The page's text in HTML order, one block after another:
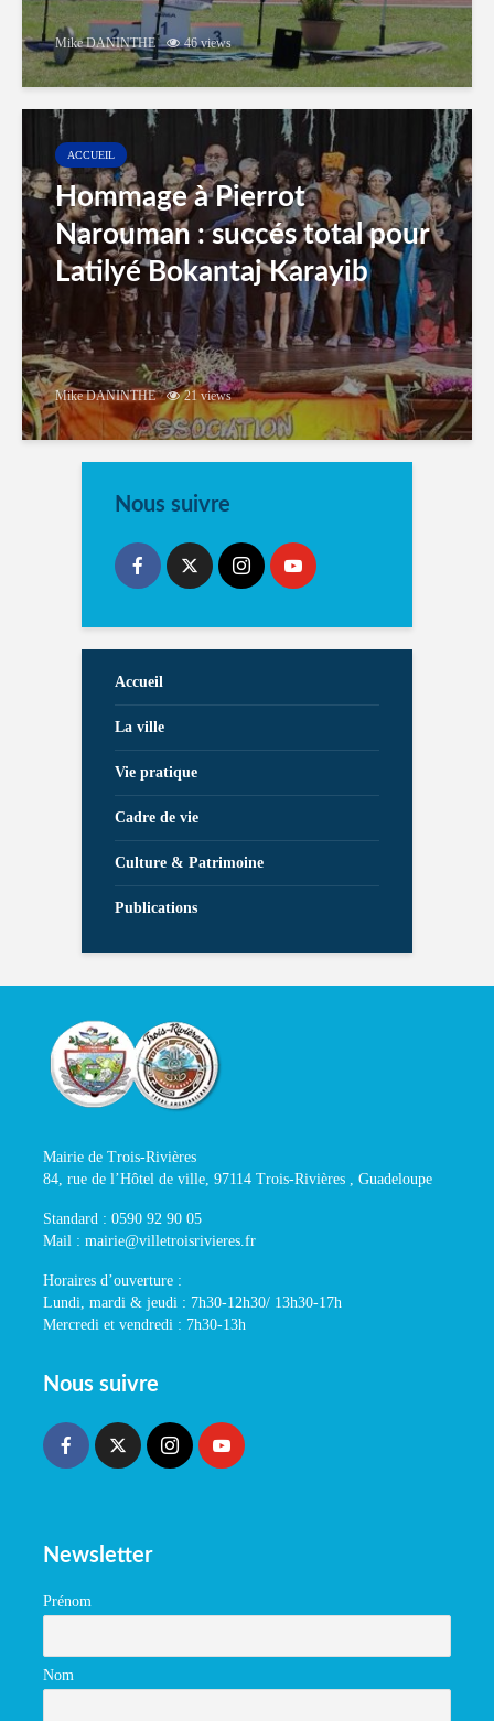
Mike DANINTHE 46 views
ACCUEIL
Hommage à Pierrot
Narouman : succés total pour
Latilyé Bokantaj Karayib
Mike DANINTHE 21 views
Nous suivre
Accueil
La ville
Vie pratique
Cadre de vie
Culture & Patrimoine
Publications
Mairie de Trois-Rivières
84, rue de l’Hôtel de ville, 97114 Trois-Rivières , Guadeloupe
Standard : 0590 92 90 05
Mail : mairie@villetroisrivieres.fr
Horaires d’ouverture :
Lundi, mardi & jeudi : 7h30-12h30/ 13h30-17h
Mercredi et vendredi : 7h30-13h
Nous suivre
Newsletter
Prénom
Nom